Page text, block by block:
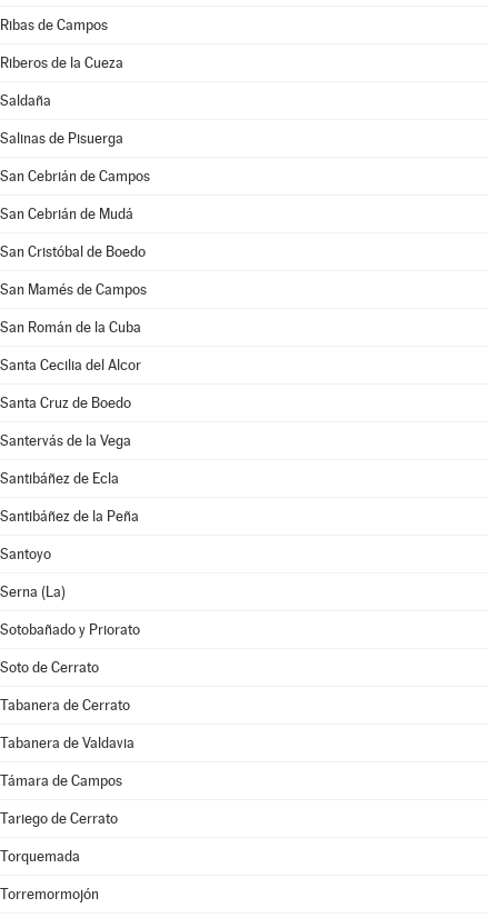
Ribas de Campos
Riberos de la Cueza
Saldaña
Salinas de Pisuerga
San Cebrián de Campos
San Cebrián de Mudá
San Cristóbal de Boedo
San Mamés de Campos
San Román de la Cuba
Santa Cecilia del Alcor
Santa Cruz de Boedo
Santervás de la Vega
Santibáñez de Ecla
Santibáñez de la Peña
Santoyo
Serna (La)
Sotobañado y Priorato
Soto de Cerrato
Tabanera de Cerrato
Tabanera de Valdavia
Támara de Campos
Tariego de Cerrato
Torquemada
Torremormojón